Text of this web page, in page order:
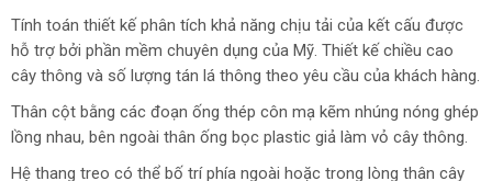
Tính toán thiết kế phân tích khả năng chịu tải của kết cấu được
hỗ trợ bởi phần mềm chuyên dụng của Mỹ. Thiết kế chiều cao
cây thông và số lượng tán lá thông theo yêu cầu của khách hàng.
Thân cột bằng các đoạn ống thép côn mạ kẽm nhúng nóng ghép
lồng nhau, bên ngoài thân ống bọc plastic giả làm vỏ cây thông.
Hệ thang treo có thể bố trí phía ngoài hoặc trong lòng thân cây